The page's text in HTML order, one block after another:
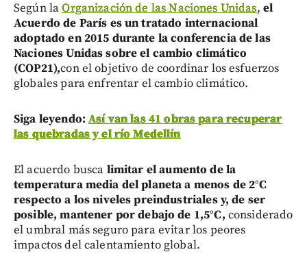
Según laOrganización de las Naciones Unidas, el
Acuerdo de París es un tratado internacional
adoptado en 2015 durante la conferencia de las
Naciones Unidas sobre el cambio climático
(COP21),con el objetivo de coordinar los esfuerzos
globales para enfrentar el cambio climático.
Siga leyendo:Así van las 41 obras para recuperar
las quebradas y el río Medellín
El acuerdo busca limitar el aumento de la
temperatura media del planeta a menos de 2°C
respecto a los niveles preindustriales y, de ser
posible, mantener por debajo de 1,5°C, considerado
el umbral más seguro para evitar los peores
impactos del calentamiento global.